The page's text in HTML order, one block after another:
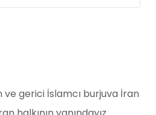
gerici İslamcı burjuva İran